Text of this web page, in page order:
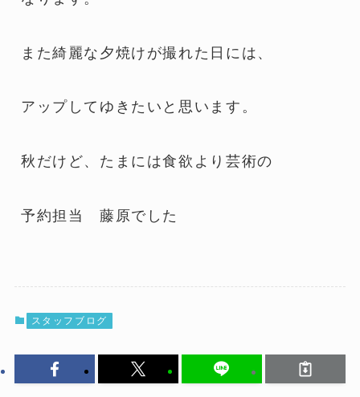
また綺麗な夕焼けが撮れた日には、
アップしてゆきたいと思います。
秋だけど、たまには食欲より芸術の
予約担当 藤原でした
スタッフブログ